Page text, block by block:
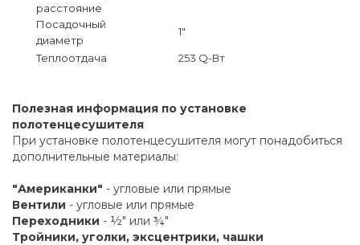
расстояние
Посадочный
диаметр
1"
Теплоотдача 253 Q-Вт
Полезная информация по установке
полотенцесушителя
При установке полотенцесушителя могут понадобиться
дополнительные материалы:
"Американки" - угловые или прямые
Вентили - угловые или прямые
Переходники - ½" или ¾"
Тройники, уголки, эксцентрики, чашки